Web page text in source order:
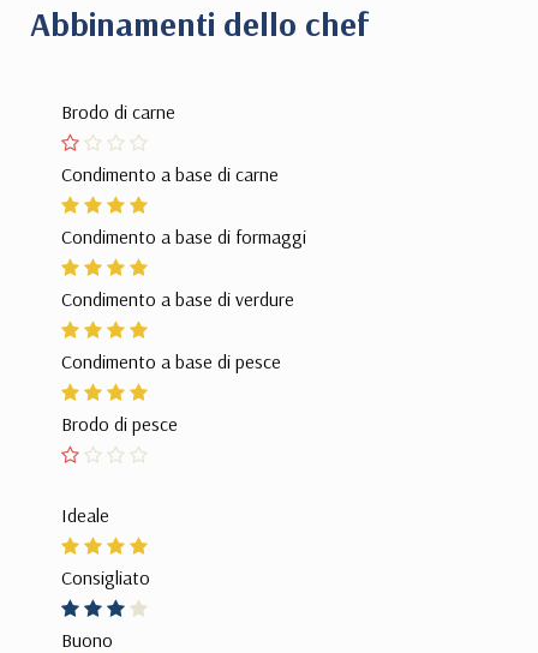
Abbinamenti dello chef
Brodo di carne
Condimento a base di carne
Condimento a base di formaggi
Condimento a base di verdure
Condimento a base di pesce
Brodo di pesce
Ideale
Consigliato
Buono